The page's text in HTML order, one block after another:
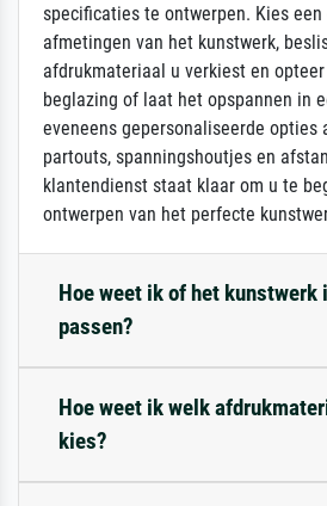
specificaties te ontwerpen. Kies
afmetingen van het kunstwerk,
afdrukmateriaal u verkiest en
beglazing of laat het opspannen in
eveneens gepersonaliseerde opties
partouts, spanningshoutjes en
klantendienst staat klaar om u te
ontwerpen van het perfecte
Hoe weet ik of het kunstwerk
passen?
Hoe weet ik welk
kies?